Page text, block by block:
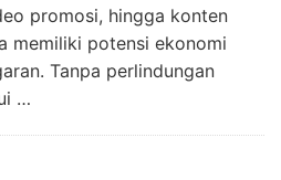
promosi, hingga konten
memiliki potensi ekonomi
Tanpa perlindungan
…